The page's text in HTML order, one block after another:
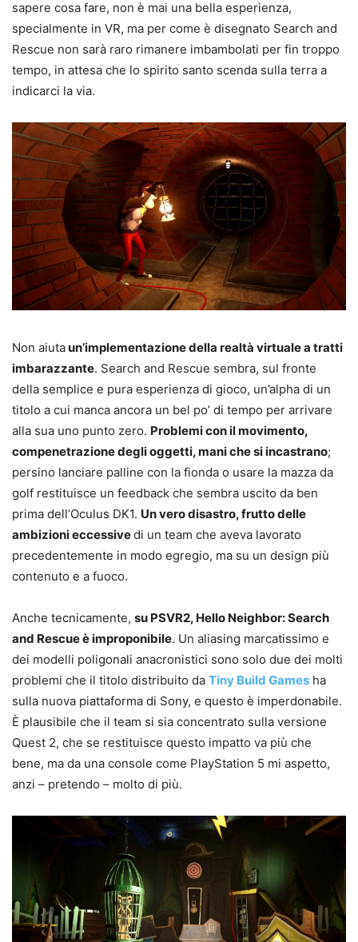
sapere cosa fare, non è mai una bella esperienza,
specialmente in VR, ma per come è disegnato Search and
Rescue non sarà raro rimanere imbambolati per fin troppo
tempo, in attesa che lo spirito santo scenda sulla terra a
indicarci la via.
Non aiutaun’implementazione della realtà virtuale a tratti
imbarazzante. Search and Rescue sembra, sul fronte
della semplice e pura esperienza di gioco, un’alpha di un
titolo a cui manca ancora un bel po’ di tempo per arrivare
alla sua uno punto zero. Problemi con il movimento,
compenetrazione degli oggetti, mani che si incastrano;
persino lanciare palline con la fionda o usare la mazza da
golf restituisce un feedback che sembra uscito da ben
prima dell’Oculus DK1. Un vero disastro, frutto delle
ambizioni eccessivedi un team che aveva lavorato
precedentemente in modo egregio, ma su un design più
contenuto e a fuoco.
Anche tecnicamente, su PSVR2, Hello Neighbor: Search
and Rescue è improponibile. Un aliasing marcatissimo e
dei modelli poligonali anacronistici sono solo due dei molti
problemi che il titolo distribuito da Tiny Build Games ha
sulla nuova piattaforma di Sony, e questo è imperdonabile.
È plausibile che il team si sia concentrato sulla versione
Quest 2, che se restituisce questo impatto va più che
bene, ma da una console come PlayStation 5 mi aspetto,
anzi – pretendo – molto di più.